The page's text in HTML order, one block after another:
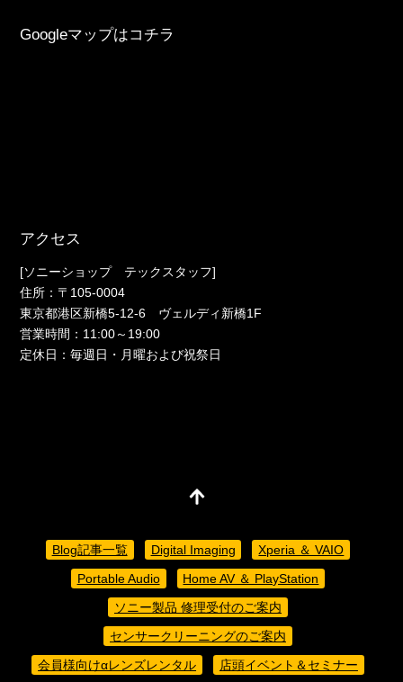
Googleマップはコチラ
アクセス
[ソニーショップ テックスタッフ]
住所：〒105-0004
東京都港区新橋5-12-6 ヴェルディ新橋1F
営業時間：11:00～19:00
定休日：毎週日・月曜および祝祭日
Blog記事一覧 Digital Imaging
Xperia ＆ VAIO
Portable Audio
Home AV ＆ PlayStation
ソニー製品 修理受付のご案内
センサークリーニングのご案内
会員様向けαレンズレンタル
店頭イベント＆セミナー